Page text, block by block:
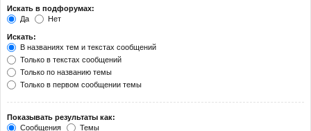
Искать в подфорумах:
Да
Нет
Искать:
В названиях тем и текстах сообщений
Только в текстах сообщений
Только по названию темы
Только в первом сообщении темы
Показывать результаты как:
Сообщения
Темы